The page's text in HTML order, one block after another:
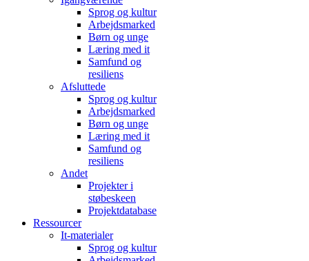
Sprog og kultur
Arbejdsmarked
Børn og unge
Læring med it
Samfund og
resiliens
Afsluttede
Sprog og kultur
Arbejdsmarked
Børn og unge
Læring med it
Samfund og
resiliens
Andet
Projekter i
støbeskeen
Projektdatabase
Ressourcer
It-materialer
Sprog og kultur